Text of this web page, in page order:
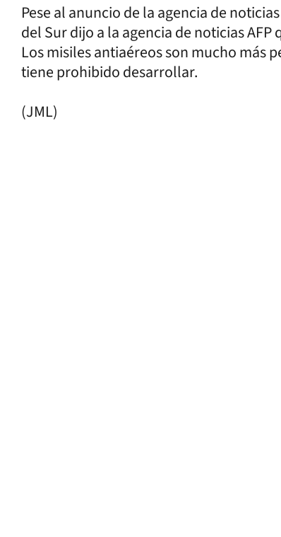
Pese al anuncio de la agencia de
del Sur dijo a la agencia de noticias
Los misiles antiaéreos son mucho más
tiene prohibido desarrollar.
(JML)